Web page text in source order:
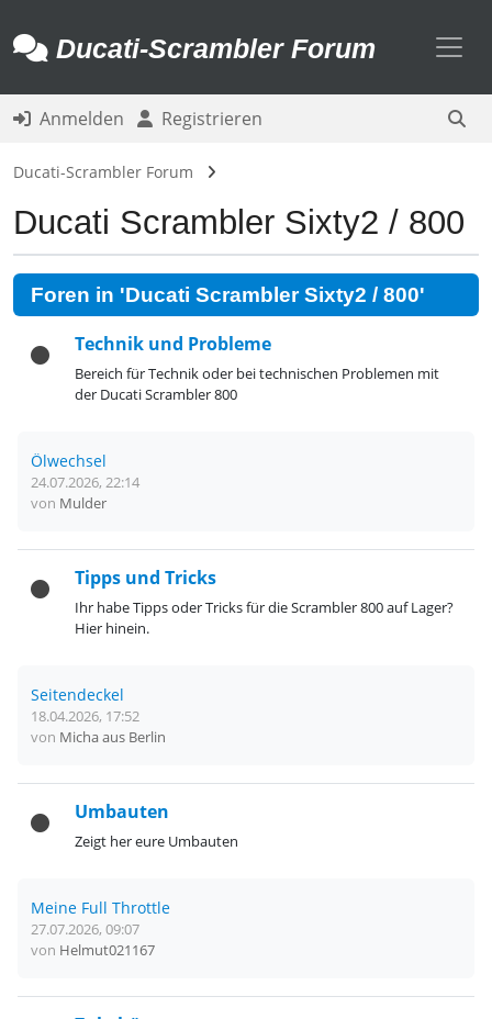
Ducati-Scrambler Forum
Anmelden Registrieren
Ducati-Scrambler Forum
Ducati Scrambler Sixty2 / 800
Foren in 'Ducati Scrambler Sixty2 / 800'
Technik und Probleme
Bereich für Technik oder bei technischen Problemen mit
der Ducati Scrambler 800
Ölwechsel
24.07.2026, 22:14
von Mulder
Tipps und Tricks
Ihr habe Tipps oder Tricks für die Scrambler 800 auf Lager?
Hier hinein.
Seitendeckel
18.04.2026, 17:52
von Micha aus Berlin
Umbauten
Zeigt her eure Umbauten
Meine Full Throttle
27.07.2026, 09:07
von Helmut021167